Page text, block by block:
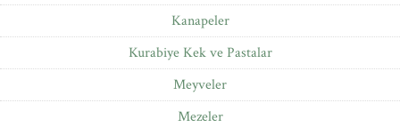
Kanapeler
Kurabiye Kek ve Pastalar
Meyveler
Mezeler